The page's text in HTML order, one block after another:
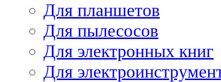
Для планшетов
Для пылесосов
Для электронных книг
Для